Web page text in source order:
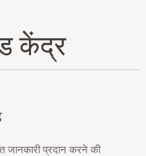
केंद्र
जानकारी प्रदान करने की